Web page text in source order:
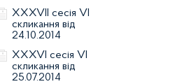
XXXVIІ сесія VI
скликання від
24.10.2014
XXXVІ сесія VI
скликання від
25.07.2014